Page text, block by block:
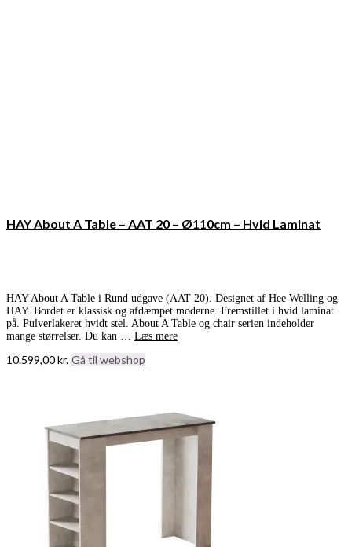
HAY About A Table – AAT 20 – Ø110cm – Hvid Laminat
HAY About A Table i Rund udgave (AAT 20). Designet af Hee Welling og
HAY. Bordet er klassisk og afdæmpet moderne. Fremstillet i hvid laminat
på. Pulverlakeret hvidt stel. About A Table og chair serien indeholder
mange størrelser. Du kan … Læs mere
10.599,00kr. Gå til webshop